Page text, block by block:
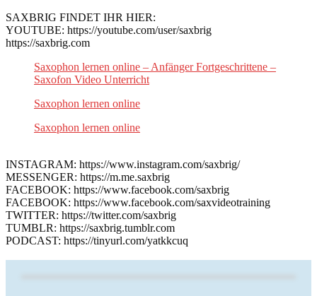
SAXBRIG FINDET IHR HIER:
YOUTUBE: https://youtube.com/user/saxbrig
https://saxbrig.com
Saxophon lernen online – Anfänger Fortgeschrittene –
Saxofon Video Unterricht
Saxophon lernen online
Saxophon lernen online
INSTAGRAM: https://www.instagram.com/saxbrig/
MESSENGER: https://m.me.saxbrig
FACEBOOK: https://www.facebook.com/saxbrig
FACEBOOK: https://www.facebook.com/saxvideotraining
TWITTER: https://twitter.com/saxbrig
TUMBLR: https://saxbrig.tumblr.com
PODCAST: https://tinyurl.com/yatkkcuq